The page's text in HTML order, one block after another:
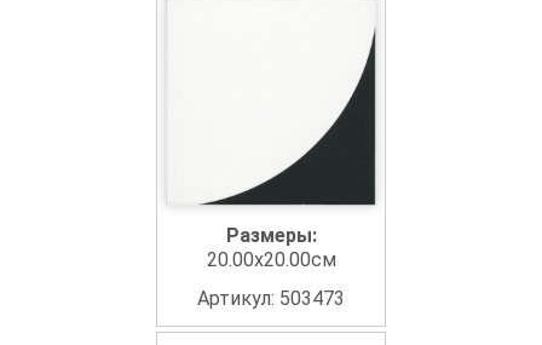
Размеры:
20.00x20.00см
Артикул: 503473